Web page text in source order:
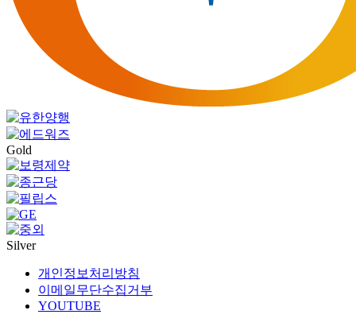
Gold
Silver
개인정보처리방침
이메일무단수집거부
YOUTUBE